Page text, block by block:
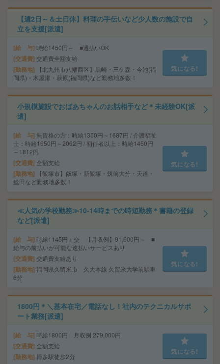
【週2日～＆土日休】料理の手伝いなど少人数の施設で自
立を支援[派遣]
給 与 時給1450円～ ■週払いOK
交通費 交通費全額支給
勤務地
【北九州市八幡西区】黒崎・三ケ森・今池(福
岡県)・木屋瀬・萩原(福岡県)など勤務地多数！
気になる!
小規模施設でおばあちゃんのお話相手など＊未経験OK[派
遣]
給 与 無資格の方：時給1350円～1687円 / 介護福祉
士：時給1650円～2062円 / 初任者以上：時給1450円
～1812円
交通費 全額支給
勤務地
【飯塚市】飯塚・新飯塚・筑前大分・天道・
鯰田など勤務地多数！
気になる!
≪人気の学校勤務≫10-14時までの時短勤務＊書籍の登録
など[派遣]
給 与 時給1145円＋交 【月収例】91,600円～ ■
給与の前払いが可能な速払いサービスあり
交通費 交通費支給あり
勤務地 福岡県久留米市 久大本線 久留米大学前駅車
6分
気になる!
1800円＊＼基本在宅／電話なし！社内のテクニカルサポ
ート業務[派遣]
給 与 時給1800円 月収例 279,000円
交通費 全額支給
勤務地 博多駅徒歩2分
気になる!